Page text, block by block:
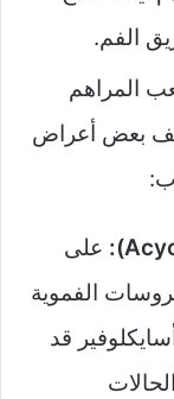
المراهم
بعض أعراض
على
الفموية
قد